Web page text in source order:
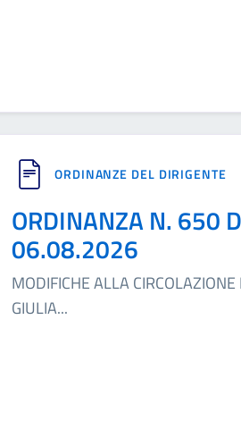
ORDINANZE DEL DIRIGENTE
ORDINANZA N. 650
06.08.2026
MODIFICHE ALLA CIRCOLAZIONE
GIULIA...